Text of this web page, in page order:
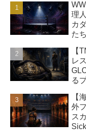
理
カ
た
【
レ
る
【
外
ス